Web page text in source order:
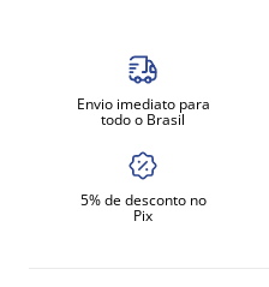
Envio imediato para
todo o Brasil
5% de desconto no
Pix
amassadeira
robot coupe